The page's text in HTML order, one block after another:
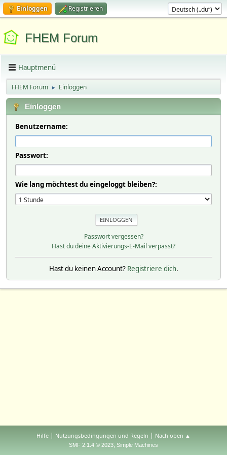
Einloggen Registrieren
FHEM Forum
Hauptmenü
FHEM Forum ► Einloggen
Einloggen
Benutzername:
Passwort:
Wie lang möchtest du eingeloggt bleiben?:
Passwort vergessen?
Hast du deine Aktivierungs-E-Mail verpasst?
Hast du keinen Account? Registriere dich.
Hilfe | Nutzungsbedingungen und Regeln | Nach oben ▲
SMF 2.1.4 © 2023, Simple Machines